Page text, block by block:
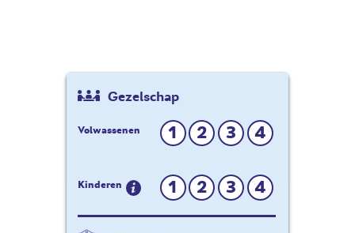
Gezelschap
Volwassenen 1 2 3 4
Kinderen 1 2 3 4